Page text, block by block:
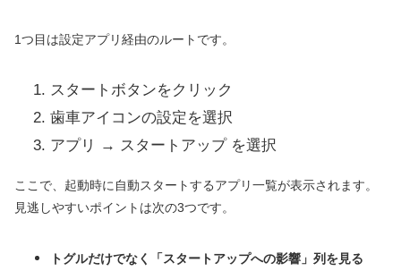
1つ目は設定アプリ経由のルートです。
スタートボタンをクリック
歯車アイコンの設定を選択
アプリ → スタートアップ を選択
ここで、起動時に自動スタートするアプリ一覧が表示されます。
見逃しやすいポイントは次の3つです。
トグルだけでなく「スタートアップへの影響」列を見る